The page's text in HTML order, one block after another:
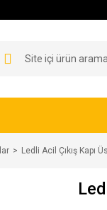
Ledli Acil Çıkış Kapı